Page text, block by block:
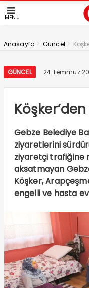
MENÜ
Anasayfa > Güncel >
GÜNCEL 24 Temmuz
Gebze Belediye
ziyaretlerini
ziyaretçi trafiğine
aksatmayan
Köşker,
engelli ve hasta